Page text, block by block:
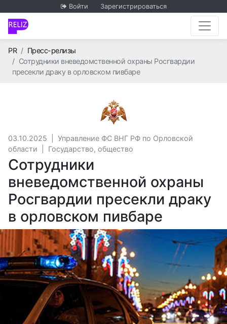
Войти Зарегистрироваться
PRГлавная
Пресс-релизы
Сотрудники вневедомственной охраны Росгвардии
пресекли драку в орловском пивбаре
03.10.2025
Управление ФС ВНГ РФ по Орловской
области
Государство, общество
Сотрудники
вневедомственной охраны
Росгвардии пресекли драку
в орловском пивбаре